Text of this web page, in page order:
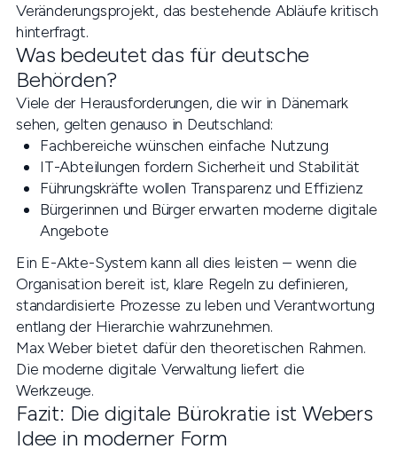
Veränderungsprojekt, das bestehende Abläufe kritisch
hinterfragt.
Was bedeutet das für deutsche
Behörden?
Viele der Herausforderungen, die wir in Dänemark
sehen, gelten genauso in Deutschland:
Fachbereiche wünschen einfache Nutzung
IT-Abteilungen fordern Sicherheit und Stabilität
Führungskräfte wollen Transparenz und Effizienz
Bürgerinnen und Bürger erwarten moderne digitale
Angebote
Ein E-Akte-System kann all dies leisten – wenn die
Organisation bereit ist, klare Regeln zu definieren,
standardisierte Prozesse zu leben und Verantwortung
entlang der Hierarchie wahrzunehmen.
Max Weber bietet dafür den theoretischen Rahmen.
Die moderne digitale Verwaltung liefert die
Werkzeuge.
Fazit: Die digitale Bürokratie ist Webers
Idee in moderner Form